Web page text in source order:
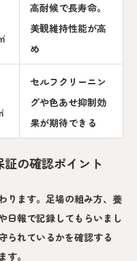
高耐候で長寿命。
美観維持性能が高
め
セルフクリーニン
グや色あせ抑制効
果が期待できる
の確認ポイント
ります。足場の組み方、養
日報で記録してもらいまし
られているかを確認する
。